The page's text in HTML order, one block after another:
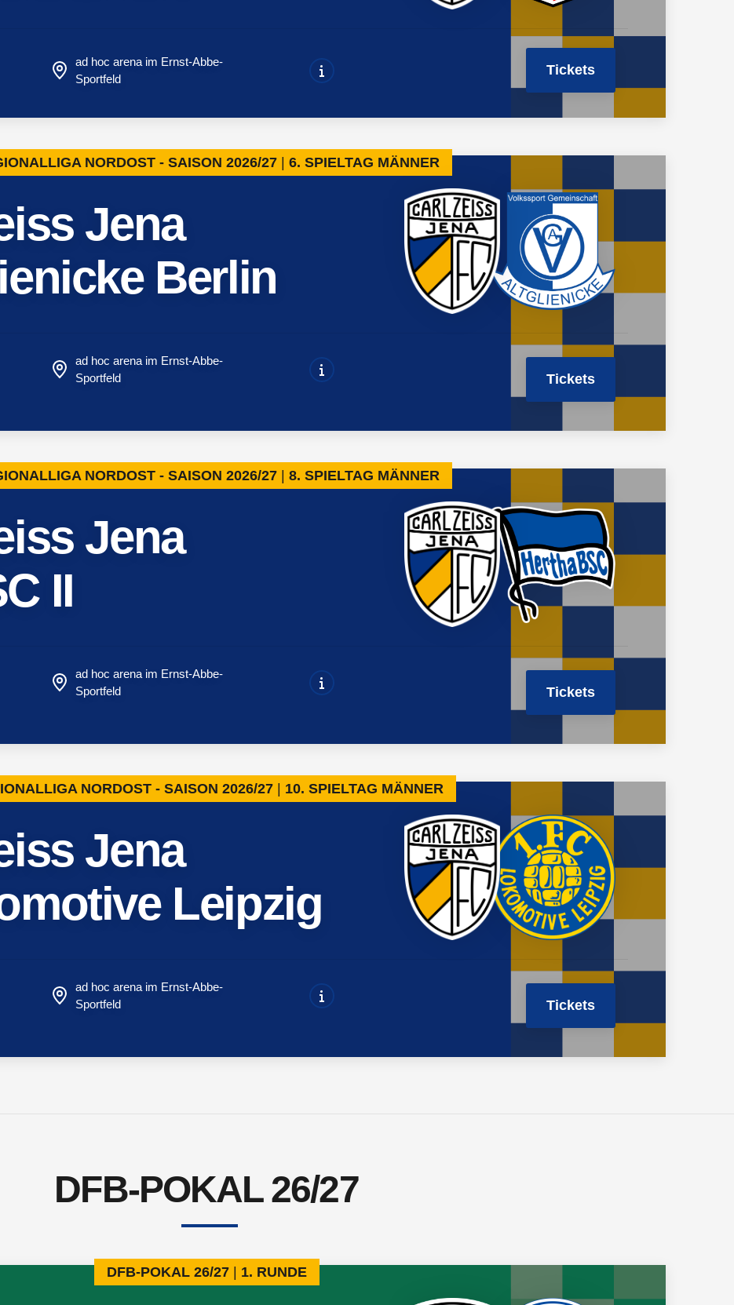
ad hoc arena im Ernst-Abbe-
Sportfeld
Tickets
NORDOST - SAISON 2026/27 6. SPIELTAG MÄNNER
Jena
Berlin
ad hoc arena im Ernst-Abbe-
Sportfeld
Tickets
NORDOST - SAISON 2026/27 8. SPIELTAG MÄNNER
Jena
II
ad hoc arena im Ernst-Abbe-
Sportfeld
Tickets
NORDOST - SAISON 2026/27 10. SPIELTAG MÄNNER
Jena
Leipzig
ad hoc arena im Ernst-Abbe-
Sportfeld
Tickets
DFB-POKAL 26/27
DFB-POKAL 26/27 1. RUNDE